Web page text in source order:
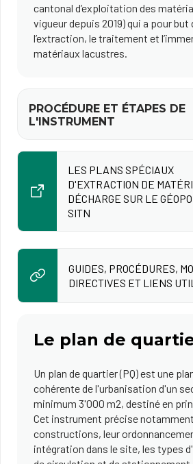
cantonal d’exploitation des
vigueur depuis 2019) qui a pour but
l’extraction, le traitement et
matériaux lacustres.
PROCÉDURE ET ÉTAPES DE
L'INSTRUMENT
LES PLANS SPÉCIAUX
D'EXTRACTION DE
DÉCHARGE SUR LE
SITN
GUIDES, PROCÉDURES,
DIRECTIVES ET LIENS
Le plan de
Un plan de quartier (PQ) est une
cohérente de l'urbanisation d'un
minimum 3'000 m2, destiné en
Cet instrument précise
constructions, leur
intégration dans le site, les types